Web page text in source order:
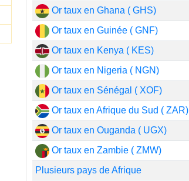
Or taux en Ghana ( GHS)
Or taux en Guinée ( GNF)
Or taux en Kenya ( KES)
Or taux en Nigeria ( NGN)
Or taux en Sénégal ( XOF)
Or taux en Afrique du Sud ( ZAR)
Or taux en Ouganda ( UGX)
Or taux en Zambie ( ZMW)
Plusieurs pays de Afrique